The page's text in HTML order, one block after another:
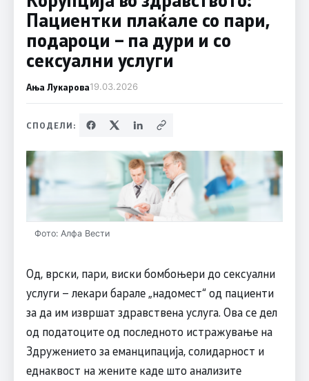
Пациентки плаќале со пари,
подароци – па дури и со
сексуални услуги
Ања Лукарова19.03.2026
СПОДЕЛИ:
Фото: Алфа Вести
Од, врски, пари, виски бомбоњери до сексуални
услуги – лекари барале „надомест“ од пациенти
за да им извршат здравствена услуга. Ова се дел
од податоците од последното истражување на
Здружението за еманципација, солидарност и
еднаквост на жените каде што анализите